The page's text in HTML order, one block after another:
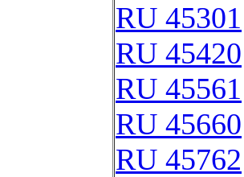
RU 45301
RU 45420
RU 45561
RU 45660
RU 45762